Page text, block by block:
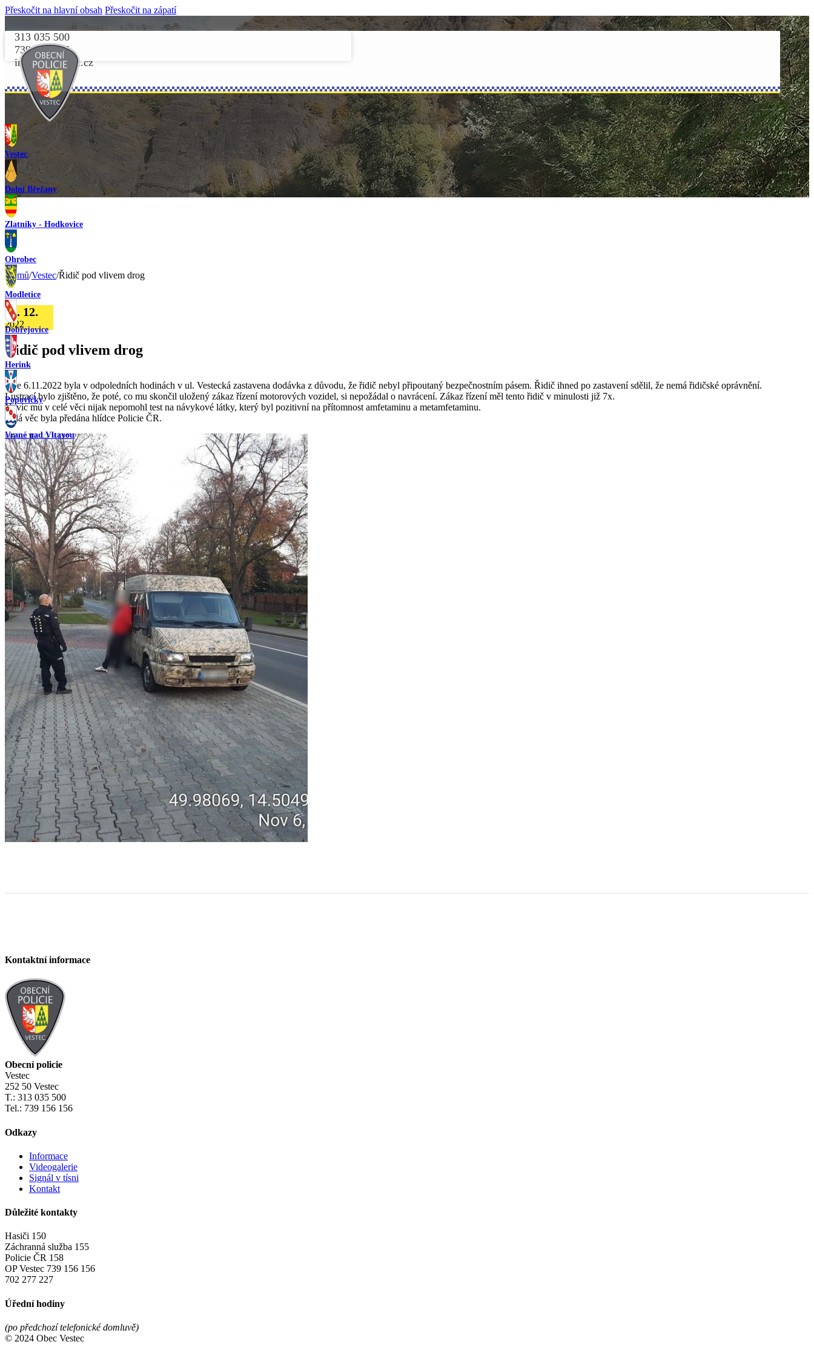
Přeskočit na hlavní obsah Přeskočit na zápatí
313 035 500
739 156 156
info@opvestec.cz
Vestec
Dolní Břežany
Zlatníky - Hodkovice
Ohrobec
Modletice
Dobřejovice
Herink
Popovičky
Vrané nad Vltavou
Domů/Vestec/Řidič pod vlivem drog
24. 12.
2022
Řidič pod vlivem drog
Dne 6.11.2022 byla v odpoledních hodinách v ul. Vestecká zastavena dodávka z důvodu, že řidič nebyl připoutaný bezpečnostním pásem. Řidič ihned po zastavení sdělil, že nemá řidičské oprávnění.
Lustrací bylo zjištěno, že poté, co mu skončil uložený zákaz řízení motorových vozidel, si nepožádal o navrácení. Zákaz řízení měl tento řidič v minulosti již 7x.
Navíc mu v celé věci nijak nepomohl test na návykové látky, který byl pozitivní na přítomnost amfetaminu a metamfetaminu.
Celá věc byla předána hlídce Policie ČR.
Kontaktní informace
Obecní policie
Vestec
252 50 Vestec
T.: 313 035 500
Tel.: 739 156 156
Odkazy
Informace
Videogalerie
Signál v tísni
Kontakt
Důležité kontakty
Hasiči 150
Záchranná služba 155
Policie ČR 158
OP Vestec 739 156 156
702 277 227
Úřední hodiny
(po předchozí telefonické domluvě)
© 2024 Obec Vestec